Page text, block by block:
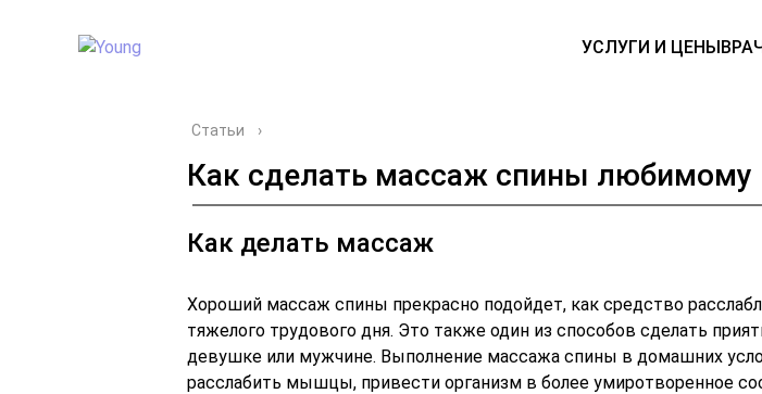
УСЛУГИ И ЦЕНЫ
Статьи ›
Как сделать массаж спины любимому
Как делать массаж
Хороший массаж спины прекрасно подойдет, как средство
тяжелого трудового дня. Это также один из способов сделать
девушке или мужчине. Выполнение массажа спины в домашних
расслабить мышцы, привести организм в более умиротворенное